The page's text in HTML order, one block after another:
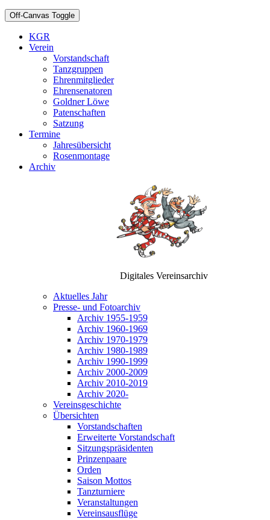
Off-Canvas Toggle
KGR
Verein
Vorstandschaft
Tanzgruppen
Ehrenmitglieder
Ehrensenatoren
Goldner Löwe
Patenschaften
Satzung
Termine
Jahresübersicht
Rosenmontage
Archiv
Digitales Vereinsarchiv
Aktuelles Jahr
Presse- und Fotoarchiv
Archiv 1955-1959
Archiv 1960-1969
Archiv 1970-1979
Archiv 1980-1989
Archiv 1990-1999
Archiv 2000-2009
Archiv 2010-2019
Archiv 2020-
Vereinsgeschichte
Übersichten
Vorstandschaften
Erweiterte Vorstandschaft
Sitzungspräsidenten
Prinzenpaare
Orden
Saison Mottos
Tanzturniere
Veranstaltungen
Vereinsausflüge